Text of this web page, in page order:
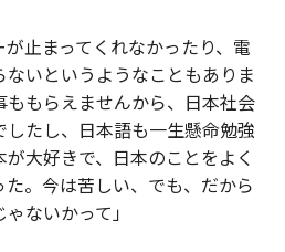
が止まってくれなかったり、電
いというようなこともありま
ももらえませんから、日本社会
たし、日本語も一生懸命勉強
大好きで、日本のことをよく
。今は苦しい、でも、だから
ないかって」